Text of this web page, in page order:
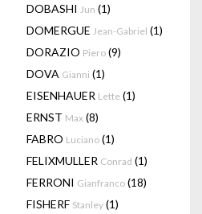
DOBASHI Jun (1)
DOMERGUE Jean-Gabriel (1)
DORAZIO Piero (9)
DOVA Gianni (1)
EISENHAUER Lette (1)
ERNST Max (8)
FABRO Luciano (1)
FELIXMULLER Conrad (1)
FERRONI Gianfranco (18)
FISHERF Stanley (1)